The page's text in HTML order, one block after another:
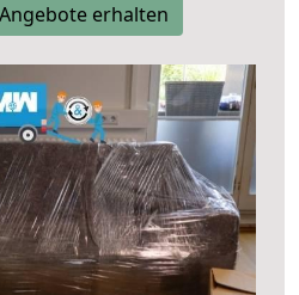
erhalten